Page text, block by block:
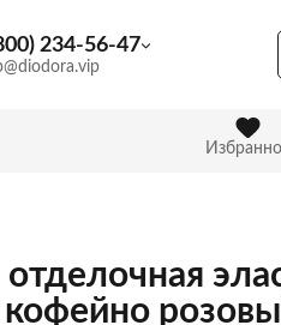
234-56-47